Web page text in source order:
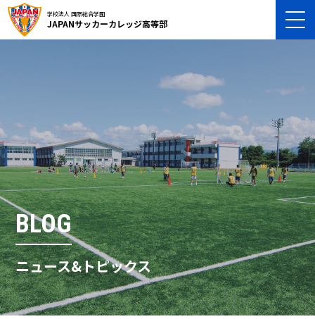
学校法人 国際総合学園
JAPANサッカーカレッジ高等部
BLOG
ニュース&トピックス